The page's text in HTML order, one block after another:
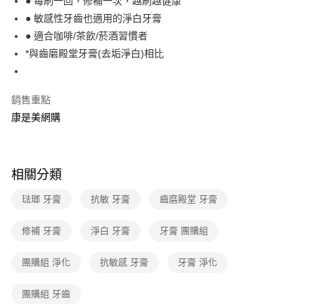
街口支付
悠遊付
Google Pay
超商取貨付款(下單後3-5個工作天配送)
每筆NT$70，滿NT$399(含以上)免運費
宅配-下單後3-5個工作天配送(不含預購品)，箱購品分箱出貨
● 敏感性牙齒也適用的淨白牙膏
● 適合咖啡/茶飲/菸酒習慣者
*與齒磨殿堂牙膏(去垢淨白)相比
銷售重點
康是美網購
相關分類
琺瑯 牙膏 抗敏 牙膏 齒磨殿堂 牙膏
修補 牙膏 淨白 牙膏 牙膏 團購組
團購組 淨化 抗敏感 牙膏 牙膏 淨化
團購組 牙齒